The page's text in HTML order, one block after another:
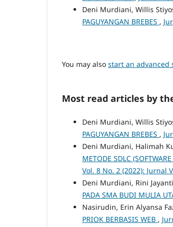
Deni Murdiani, Willis
PAGUYANGAN BREBES ,
You may also start an advanced
Most read articles by
Deni Murdiani, Willis
PAGUYANGAN BREBES ,
Deni Murdiani, Halimah
METODE SDLC
Vol. 8 No. 2 (2022): Jurnal
Deni Murdiani, Rini
PADA SMA BUDI MULIA
Nasirudin, Erin Alyansa
PRIOK BERBASIS WEB ,